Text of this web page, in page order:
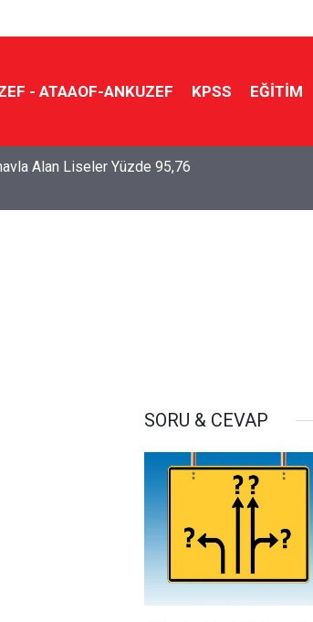
- ATAAOF-ANKUZEF KPSS EĞİTİM
Alan Liseler Yüzde 95,76
SORU & CEVAP